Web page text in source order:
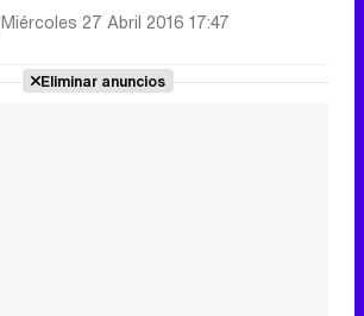
Miércoles 27 Abril 2016 17:47
Eliminar anuncios